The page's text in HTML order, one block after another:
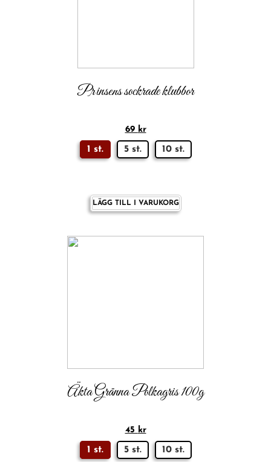
Prinsens sockrade klubbor
69 kr
1 st. 5 st. 10 st.
LÄGG TILL I VARUKORG
Äkta Gränna Polkagris 100g
45 kr
1 st. 5 st. 10 st.